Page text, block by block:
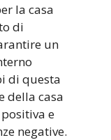
la casa
di
un
di questa
della casa
e
negative.